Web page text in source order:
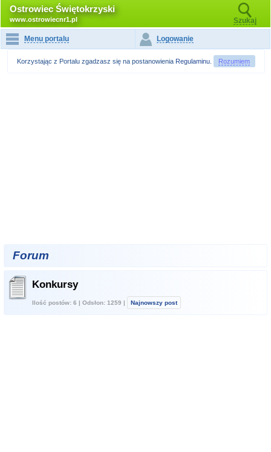
Ostrowiec Świętokrzyski
www.ostrowiecnr1.pl Szukaj
Menu portalu Logowanie
Korzystając z Portalu zgadzasz się na postanowienia Regulaminu Rozumiem
Forum
Konkursy
Ilość postów: 6 | Odsłon: 1259 | Najnowszy post